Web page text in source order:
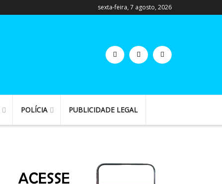
sexta-feira, 7 agosto, 2026
POLÍCIA PUBLICIDADE LEGAL